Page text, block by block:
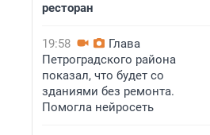
ресторан
19:58
Глава
Петроградского района
показал, что будет со
зданиями без ремонта.
Помогла нейросеть